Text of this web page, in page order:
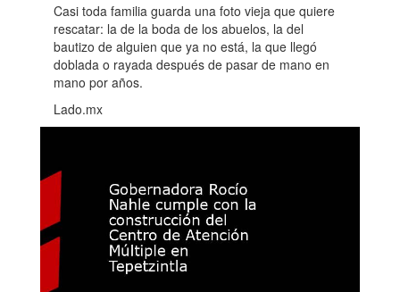
Casi toda familia guarda una foto vieja que quiere
rescatar: la de la boda de los abuelos, la del
bautizo de alguien que ya no está, la que llegó
doblada o rayada después de pasar de mano en
mano por años.
Lado.mx